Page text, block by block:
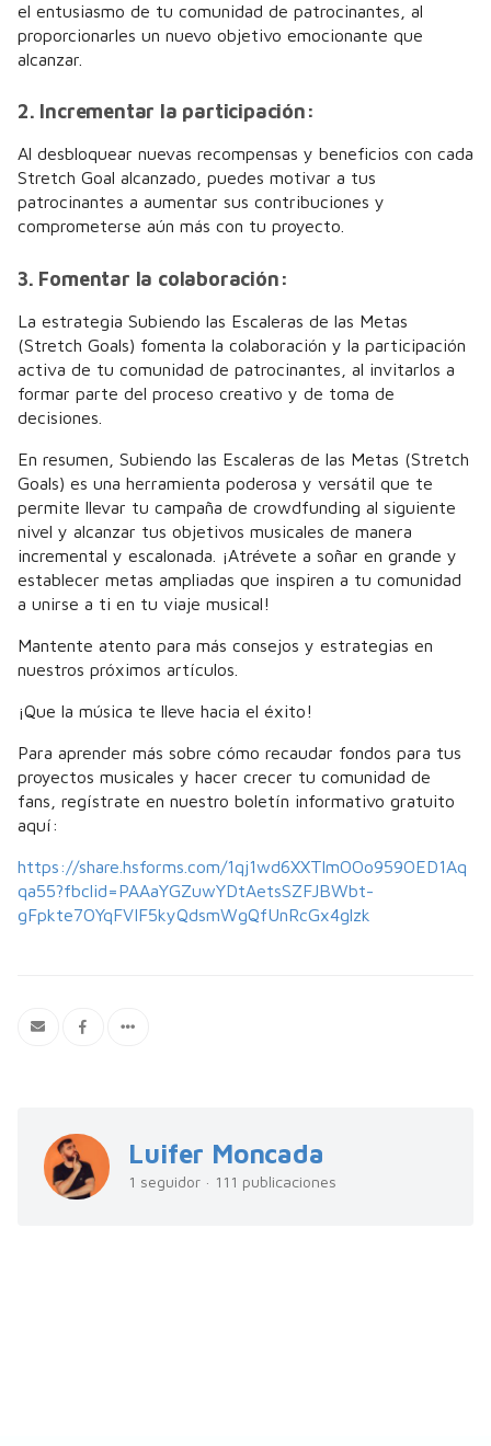
el entusiasmo de tu comunidad de patrocinantes, al
proporcionarles un nuevo objetivo emocionante que
alcanzar.
2. Incrementar la participación:
Al desbloquear nuevas recompensas y beneficios con cada
Stretch Goal alcanzado, puedes motivar a tus
patrocinantes a aumentar sus contribuciones y
comprometerse aún más con tu proyecto.
3. Fomentar la colaboración:
La estrategia Subiendo las Escaleras de las Metas
(Stretch Goals) fomenta la colaboración y la participación
activa de tu comunidad de patrocinantes, al invitarlos a
formar parte del proceso creativo y de toma de
decisiones.
En resumen, Subiendo las Escaleras de las Metas (Stretch
Goals) es una herramienta poderosa y versátil que te
permite llevar tu campaña de crowdfunding al siguiente
nivel y alcanzar tus objetivos musicales de manera
incremental y escalonada. ¡Atrévete a soñar en grande y
establecer metas ampliadas que inspiren a tu comunidad
a unirse a ti en tu viaje musical!
Mantente atento para más consejos y estrategias en
nuestros próximos artículos.
¡Que la música te lleve hacia el éxito!
Para aprender más sobre cómo recaudar fondos para tus
proyectos musicales y hacer crecer tu comunidad de
fans, regístrate en nuestro boletín informativo gratuito
aquí:
https://share.hsforms.com/1qj1wd6XXTlmOOo959OED1Aq
qa55?fbclid=PAAaYGZuwYDtAetsSZFJBWbt-
gFpkte7OYqFVIF5kyQdsmWgQfUnRcGx4glzk
Luifer Moncada
1 seguidor · 111 publicaciones